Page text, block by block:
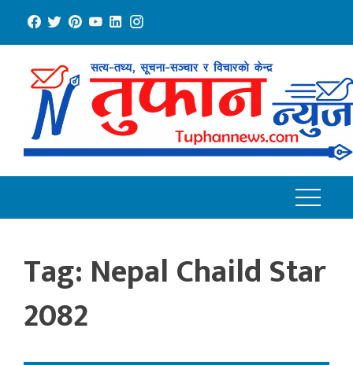
content
Tag: Nepal Chaild Star
2082